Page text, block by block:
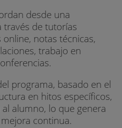
desde una
través de tutorías
notas técnicas,
trabajo en
programa, basado en el
en hitos específicos,
alumno, lo que genera
continua.